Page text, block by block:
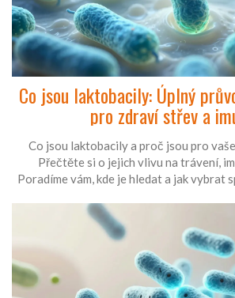
Co jsou laktobacily: Úplný
pro zdraví střev a
Co jsou laktobacily a proč jsou pro
Přečtěte si o jejich vlivu na trávení,
Poradíme vám, kde je hledat a jak vybrat